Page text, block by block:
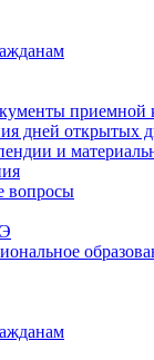
приемной
дней открытых
и
вопросы